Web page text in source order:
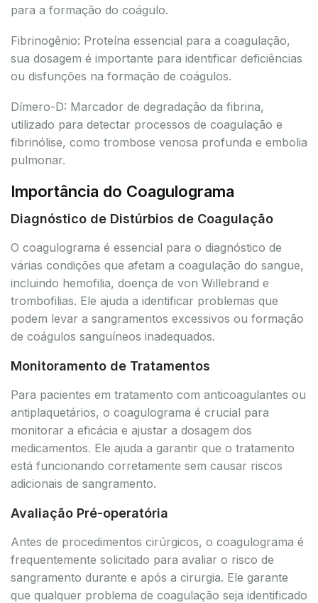
para a formação do coágulo.
Fibrinogênio: Proteína essencial para a coagulação,
sua dosagem é importante para identificar deficiências
ou disfunções na formação de coágulos.
Dímero-D: Marcador de degradação da fibrina,
utilizado para detectar processos de coagulação e
fibrinólise, como trombose venosa profunda e embolia
pulmonar.
Importância do Coagulograma
Diagnóstico de Distúrbios de Coagulação
O coagulograma é essencial para o diagnóstico de
várias condições que afetam a coagulação do sangue,
incluindo hemofilia, doença de von Willebrand e
trombofilias. Ele ajuda a identificar problemas que
podem levar a sangramentos excessivos ou formação
de coágulos sanguíneos inadequados.
Monitoramento de Tratamentos
Para pacientes em tratamento com anticoagulantes ou
antiplaquetários, o coagulograma é crucial para
monitorar a eficácia e ajustar a dosagem dos
medicamentos. Ele ajuda a garantir que o tratamento
está funcionando corretamente sem causar riscos
adicionais de sangramento.
Avaliação Pré-operatória
Antes de procedimentos cirúrgicos, o coagulograma é
frequentemente solicitado para avaliar o risco de
sangramento durante e após a cirurgia. Ele garante
que qualquer problema de coagulação seja identificado